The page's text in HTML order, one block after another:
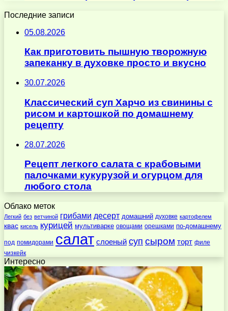
Последние записи
05.08.2026
Как приготовить пышную творожную
запеканку в духовке просто и вкусно
30.07.2026
Классический суп Харчо из свинины с
рисом и картошкой по домашнему
рецепту
28.07.2026
Рецепт легкого салата с крабовыми
палочками кукурузой и огурцом для
любого стола
Облако меток
Легкий без ветчиной грибами десерт домашний духовке картофелем
квас кисель курицей мультиварке овощами орешками по-домашнему
под помидорами салат слоеный суп сыром торт филе
чизкейк
Интересно